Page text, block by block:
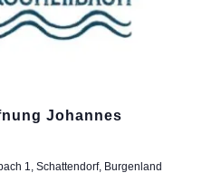
Johannes
1, Schattendorf, Burgenland